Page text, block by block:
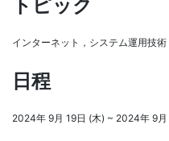
トピック
インターネット，システム運用技
日程
2024年 9月 19日 (木) ~ 2024年 9